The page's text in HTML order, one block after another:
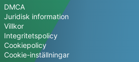
DMCA
Juridisk information
Villkor
Integritetspolicy
Cookiepolicy
Cookie-inställningar